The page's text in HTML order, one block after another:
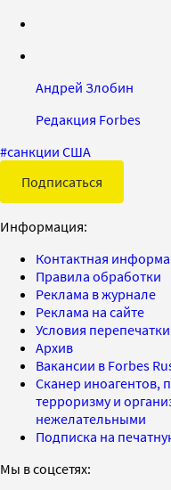
Андрей Злобин
Редакция Forbes
#санкции США
Подписаться
Информация:
Контактная
Правила обработки
Реклама в журнале
Реклама на сайте
Условия перепечатки
Архив
Вакансии в Forbes
Сканер иноагентов,
терроризму и
нежелательными
Подписка на
Мы в соцсетях: